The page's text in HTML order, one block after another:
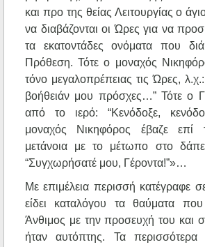
και προ της θείας Λειτουργίας ο
να διαβάζονται οι Ώρες για να
τα εκατοντάδες ονόματα που
Πρόθεση. Τότε ο μοναχός
τόνο μεγαλοπρέπειας τις Ώρες,
βοήθειάν μου πρόσχες…” Τότε ο
από το ιερό: “Κενόδοξε,
μοναχός Νικηφόρος έβαζε επί
μετάνοια με το μέτωπο στο
“Συγχωρήσατέ μου, Γέροντα!”»…
Με επιμέλεια περισσή κατέγραφε
είδει καταλόγου τα θαύματα
Άνθιμος με την προσευχή του και
ήταν αυτόπτης. Τα